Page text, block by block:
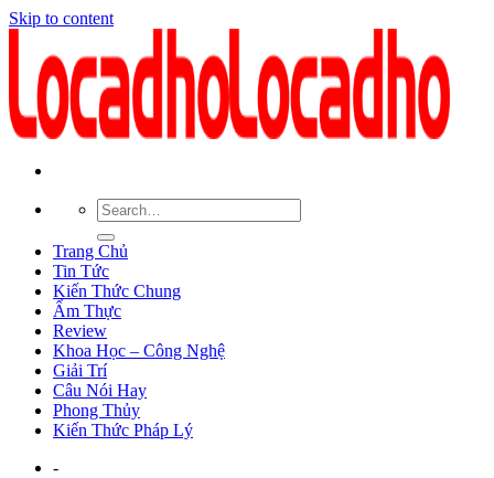
Skip to content
Trang Chủ
Tin Tức
Kiến Thức Chung
Ẩm Thực
Review
Khoa Học – Công Nghệ
Giải Trí
Câu Nói Hay
Phong Thủy
Kiến Thức Pháp Lý
-